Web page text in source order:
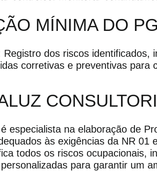
MÍNIMA DO
dos riscos identificados,
corretivas e preventivas para
especialista na elaboração de
às exigências da NR 01
todos os riscos ocupacionais,
para garantir um